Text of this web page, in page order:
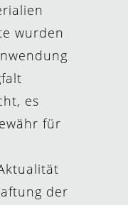
wurden
es
für
der